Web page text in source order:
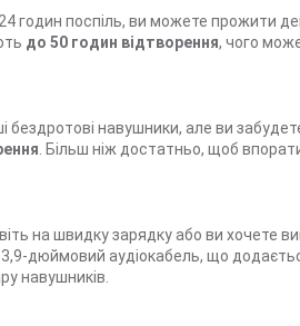
годин поспіль, ви можете прожити
до 50 годин відтворення, чого
навушники, але ви
. Більш ніж достатньо, щоб
на швидку зарядку або ви хочете
дюймовий аудіокабель, що
навушників.